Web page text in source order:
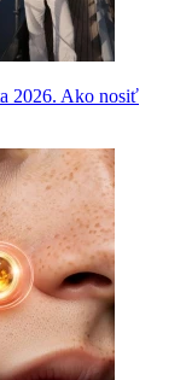
2026. Ako nosiť